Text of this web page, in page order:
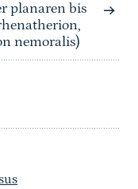
planaren bis
nemoralis)